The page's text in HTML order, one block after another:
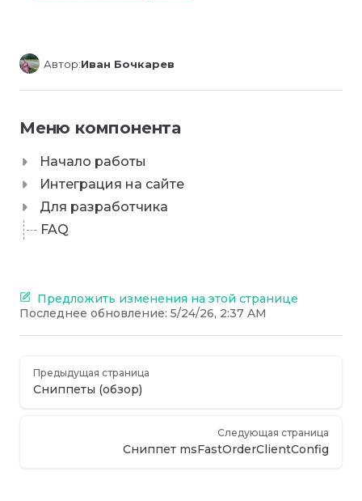
Автор:Иван Бочкарев
Меню компонента
Начало работы
Интеграция на сайте
Для разработчика
FAQ
Предложить изменения на этой странице
Последнее обновление: 5/24/26, 2:37 AM
Предыдущая страница
Сниппеты (обзор)
Следующая страница
Сниппет msFastOrderClientConfig